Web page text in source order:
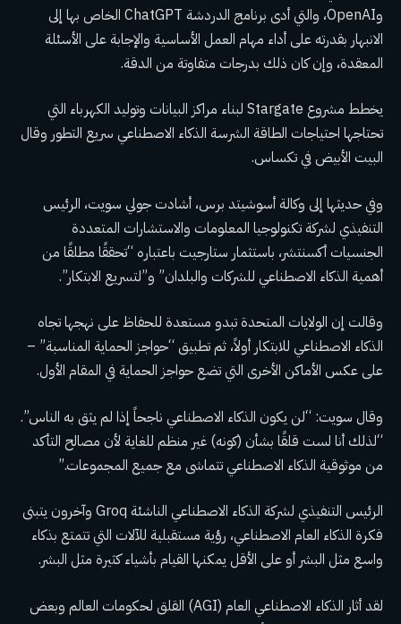
وOpenAI، والتي أدى برنامج الدردشة ChatGPT الخاص بها إلى
الانبهار بقدرته على أداء مهام العمل الأساسية والإجابة على الأسئلة
المعقدة، وإن كان ذلك بدرجات متفاوتة من الدقة.
يخطط مشروع Stargate لبناء مراكز البيانات وتوليد الكهرباء التي
تحتاجها احتياجات الطاقة الشرسة الذكاء الاصطناعي سريع التطور وقال
البيت الأبيض في تكساس.
وفي حديثها إلى وكالة أسوشيتد برس، أشادت جولي سويت، الرئيس
التنفيذي لشركة تكنولوجيا المعلومات والاستشارات المتعددة
الجنسيات أكسنتشر، باستثمار ستارجيت باعتباره “تحققًا مطلقًا من
أهمية الذكاء الاصطناعي للشركات والبلدان” و”لتسريع الابتكار”.
وقالت إن الولايات المتحدة تبدو مستعدة للحفاظ على نهجها تجاه
الذكاء الاصطناعي للابتكار أولاً، ثم تطبيق “حواجز الحماية المناسبة” –
على عكس الأماكن الأخرى التي تضع حواجز الحماية في المقام الأول.
وقال سويت: “لن يكون الذكاء الاصطناعي ناجحاً إذا لم يثق به الناس”.
“لذلك أنا لست قلقًا بشأن (كونه) غير منظم للغاية لأن مصالح التأكد
من موثوقية الذكاء الاصطناعي تتماشى مع جميع المجموعات.”
الرئيس التنفيذي لشركة الذكاء الاصطناعي الناشئة Groq وآخرون يتبنى
فكرة الذكاء العام الاصطناعي، رؤية مستقبلية للآلات التي تتمتع بذكاء
واسع مثل البشر أو على الأقل يمكنها القيام بأشياء كثيرة مثل البشر.
لقد أثار الذكاء الاصطناعي العام (AGI) القلق لحكومات العالم وبعض